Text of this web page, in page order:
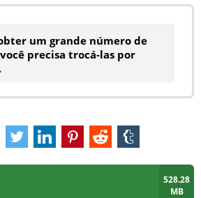
um grande número de
precisa trocá-las por
528.28
MB